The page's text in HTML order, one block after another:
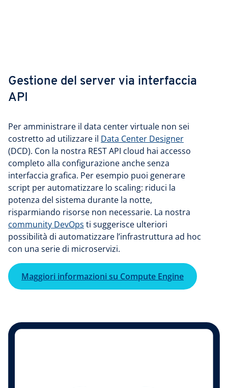
Gestione del server via interfaccia
API
Per amministrare il data center virtuale non sei
costretto ad utilizzare il Data Center Designer
(DCD). Con la nostra REST API cloud hai accesso
completo alla configurazione anche senza
interfaccia grafica. Per esempio puoi generare
script per automatizzare lo scaling: riduci la
potenza del sistema durante la notte,
risparmiando risorse non necessarie. La nostra
community DevOps ti suggerisce ulteriori
possibilità di automatizzare l’infrastruttura ad hoc
con una serie di microservizi.
Maggiori informazioni su Compute Engine